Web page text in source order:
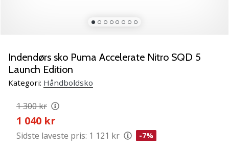
de
nye
PUMA
Accelerate
SQD
håndboldsko
Indendørs sko Puma Accelerate Nitro SQD 5
Launch Edition
Kategori: Håndboldsko
1 300 kr
1 040 kr
Sidste laveste pris: 1 121 kr -7%